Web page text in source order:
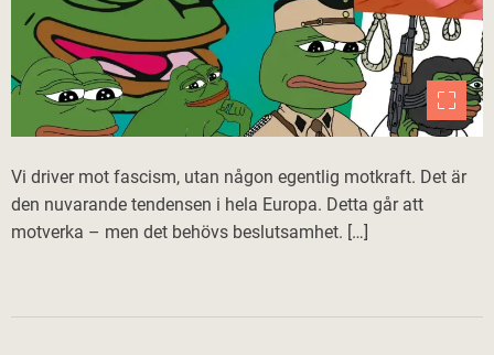
Vi driver mot fascism, utan någon egentlig motkraft. Det är
den nuvarande tendensen i hela Europa. Detta går att
motverka – men det behövs beslutsamhet. […]